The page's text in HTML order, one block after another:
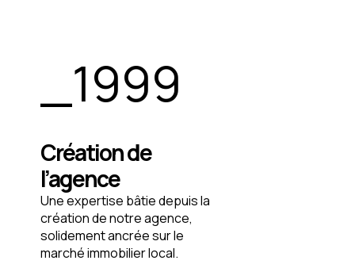
1999
Création de
l’agence
Une expertise bâtie depuis la
création de notre agence,
solidement ancrée sur le
marché immobilier local.